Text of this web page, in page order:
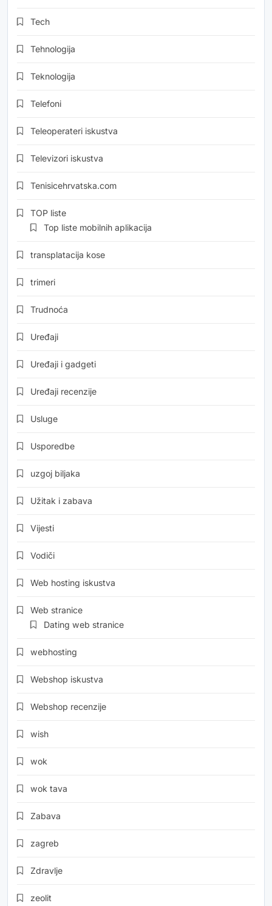
Tech
Tehnologija
Teknologija
Telefoni
Teleoperateri iskustva
Televizori iskustva
Tenisicehrvatska.com
TOP liste
Top liste mobilnih aplikacija
transplatacija kose
trimeri
Trudnoća
Uređaji
Uređaji i gadgeti
Uređaji recenzije
Usluge
Usporedbe
uzgoj biljaka
Užitak i zabava
Vijesti
Vodiči
Web hosting iskustva
Web stranice
Dating web stranice
webhosting
Webshop iskustva
Webshop recenzije
wish
wok
wok tava
Zabava
zagreb
Zdravlje
zeolit